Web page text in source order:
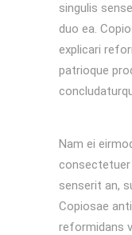
singulis
duo ea.
explicari
patrioque
Nam ei
consectetuer
senserit an,
Copiosae
reformidans